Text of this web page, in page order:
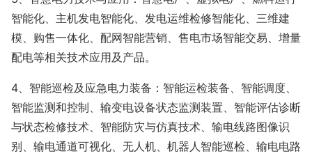
智能化、主机发电智能化、发电运维检修智能化、三维建
模、购售一体化、配网智能营销、售电市场智能交易、增量
配电等相关技术应用及产品。
4、智能巡检及应急电力装备：智能运检装备、智能调度、
智能监测和控制、输变电设备状态监测装置、智能评估诊断
与状态检修技术、智能防灾与仿真技术、输电线路图像识
别、输电通道可视化、无人机、机器人智能巡检、输电电路